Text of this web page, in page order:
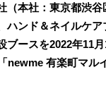
（本社：東京都渋
ハンド＆ネイルケ
ブースを2022年11
newme 有楽町マル